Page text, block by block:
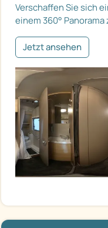
Verschaffen Sie sich
einem 360°
Jetzt ansehen